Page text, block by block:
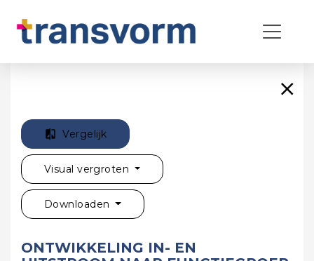
Vergelijk
Visual vergroten
Downloaden
ONTWIKKELING IN- EN